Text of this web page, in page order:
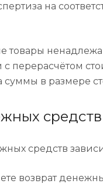
на
товары
перерасчётом
в размере
средств
средств
возврат